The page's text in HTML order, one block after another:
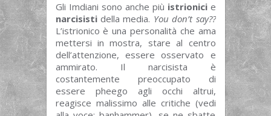
Gli Imdiani sono anche più istrionicie
narcisistidella media. You don’t say??
L’istrionico è una personalità che ama
mettersi in mostra, stare al centro
dell’attenzione, essere osservato e
ammirato. Il narcisista è
costantemente preoccupato di
essere pheego agli occhi altrui,
reagisce malissimo alle critiche (vedi